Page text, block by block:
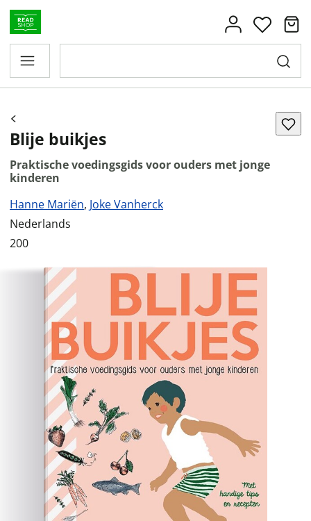
Blije buikjes
Praktische voedingsgids voor ouders met jonge
kinderen
Hanne Mariën, Joke Vanherck
Nederlands
200